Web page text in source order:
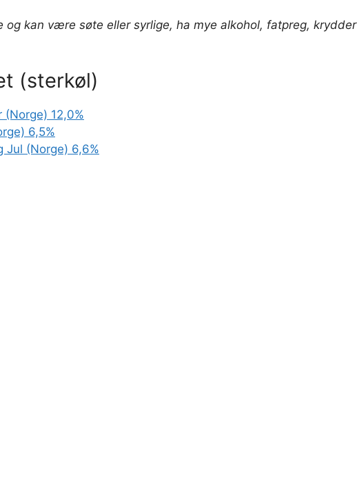
og kan være søte eller syrlige, ha mye alkohol, fatpreg, krydder
(sterkøl)
12,0%
6,5%
Jul (Norge) 6,6%